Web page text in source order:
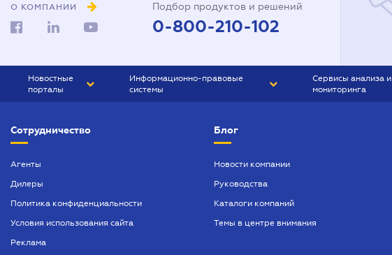
О КОМПАНИИ Подбор продуктов и решений
0-800-210-102
Новостные
порталы
БИЗНЕС
Информационно-правовые
системы
БУХГАЛТЕР ПРОФ
ЮРИСТ ПРОФ
Сервисы анализа и
мониторинга
Сотрудничество
Агенты
Дилеры
Политика конфиденциальности
Условия использования сайта
Реклама
Блог
Новости компании
Руководства
Каталоги компаний
Темы в центре внимания